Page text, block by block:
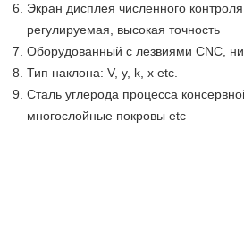
Экран дисплея численного
регулируемая, высокая точность
Оборудованный с лезвиями CNC,
Тип наклона: V, y, k, x etc.
Сталь углерода процесса
многослойные покровы etc